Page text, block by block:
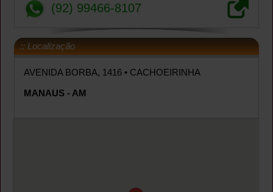
(92) 99466-8107
:: Localização
AVENIDA BORBA, 1416 • CACHOEIRINHA
MANAUS - AM